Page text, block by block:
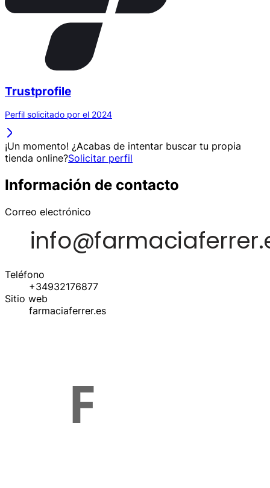
Trustprofile
Perfil solicitado por el 2024
¡Un momento! ¿Acabas de intentar buscar tu propia
tienda online?Solicitar perfil
Información de contacto
Correo electrónico
Teléfono
+34932176877
Sitio web
farmaciaferrer.es